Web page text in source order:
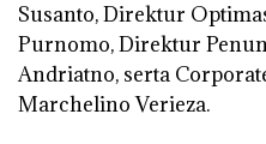
Susanto, Direktur
Purnomo, Direktur
Andriatno, serta
Marchelino Verieza.